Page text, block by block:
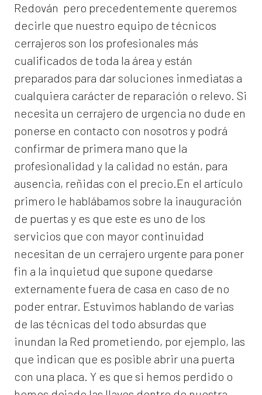
Redován pero precedentemente queremos
decirle que nuestro equipo de técnicos
cerrajeros son los profesionales más
cualificados de toda la área y están
preparados para dar soluciones inmediatas a
cualquiera carácter de reparación o relevo. Si
necesita un cerrajero de urgencia no dude en
ponerse en contacto con nosotros y podrá
confirmar de primera mano que la
profesionalidad y la calidad no están, para
ausencia, reñidas con el precio.En el artículo
primero le hablábamos sobre la inauguración
de puertas y es que este es uno de los
servicios que con mayor continuidad
necesitan de un cerrajero urgente para poner
fin a la inquietud que supone quedarse
externamente fuera de casa en caso de no
poder entrar. Estuvimos hablando de varias
de las técnicas del todo absurdas que
inundan la Red prometiendo, por ejemplo, las
que indican que es posible abrir una puerta
con una placa. Y es que si hemos perdido o